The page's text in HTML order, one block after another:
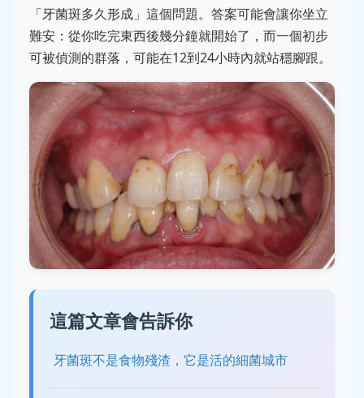
「牙菌斑多久形成」這個問題。答案可能會讓你坐立
難安：從你吃完東西後幾分鐘就開始了，而一個初步
可被偵測的群落，可能在12到24小時內就站穩腳跟。
這篇文章會告訴你
牙菌斑不是食物殘渣，它是活的細菌城市